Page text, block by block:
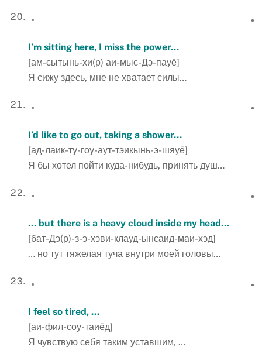
I’m sitting here, I miss the power…
[ам-сытынь-хи(р) аи-мыс-Дэ-пауё]
Я сижу здесь, мне не хватает силы…
I’d like to go out, taking a shower…
[ад-лаик-ту-гоу-аут-тэикынь-э-шяуё]
Я бы хотел пойти куда-нибудь, принять душ…
… but there is a heavy cloud inside my head…
[бат-Дэ(р)-з-э-хэви-клауд-ынсаид-маи-хэд]
… но тут тяжелая туча внутри моей головы…
I feel so tired, …
[аи-фил-соу-таиёд]
Я чувствую себя таким уставшим, …